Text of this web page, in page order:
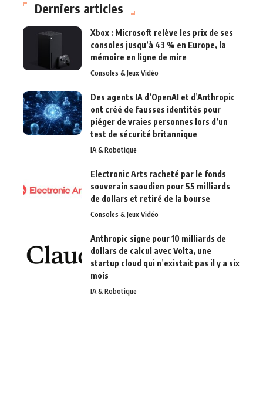
Derniers articles
Xbox : Microsoft relève les prix de ses
consoles jusqu’à 43 % en Europe, la
mémoire en ligne de mire
Consoles & Jeux Vidéo
Des agents IA d’OpenAI et d’Anthropic
ont créé de fausses identités pour
piéger de vraies personnes lors d’un
test de sécurité britannique
IA & Robotique
Electronic Arts racheté par le fonds
souverain saoudien pour 55 milliards
de dollars et retiré de la bourse
Consoles & Jeux Vidéo
Anthropic signe pour 10 milliards de
dollars de calcul avec Volta, une
startup cloud qui n’existait pas il y a six
mois
IA & Robotique